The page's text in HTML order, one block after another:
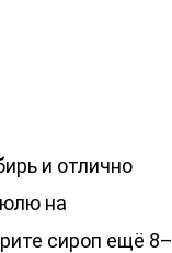
и отлично
на
сироп ещё 8–